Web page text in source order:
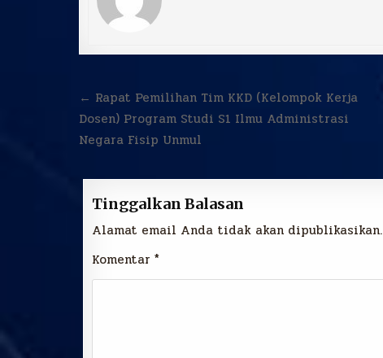
Navigasi
pos
← Rapat Pemilihan Tim KKD (Kelompok Kerja
Dosen) Program Studi S1 Ilmu Administrasi
Negara Fisip Unmul
Tinggalkan Balasan
Alamat email Anda tidak akan dipublikasikan.
Komentar *